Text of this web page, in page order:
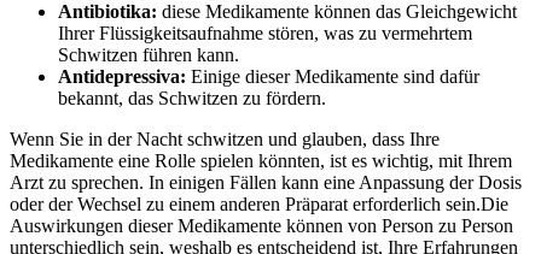
Antibiotika: diese Medikamente können das Gleichgewicht​
Ihrer Flüssigkeitsaufnahme stören, was ‌zu vermehrtem
Schwitzen führen kann.
Antidepressiva: Einige dieser Medikamente sind dafür
bekannt, das Schwitzen zu fördern.
Wenn Sie in der Nacht schwitzen und glauben, dass‌ Ihre
Medikamente eine Rolle spielen könnten, ist es wichtig, mit ⁢Ihrem
‍Arzt zu sprechen. In einigen Fällen kann⁣ eine Anpassung der Dosis
oder der Wechsel zu einem anderen Präparat ⁢erforderlich sein.Die
Auswirkungen dieser Medikamente können von Person zu Person
unterschiedlich sein, weshalb es entscheidend ⁢ist, Ihre Erfahrungen⁤